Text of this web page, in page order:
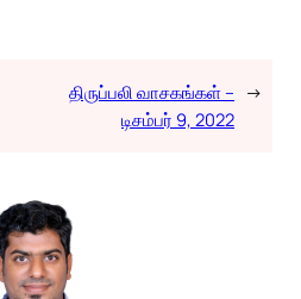
திருப்பலி வாசகங்கள் –
டிசம்பர் 9, 2022
→